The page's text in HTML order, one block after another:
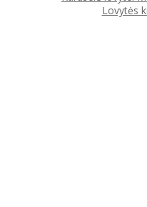
Lovytės